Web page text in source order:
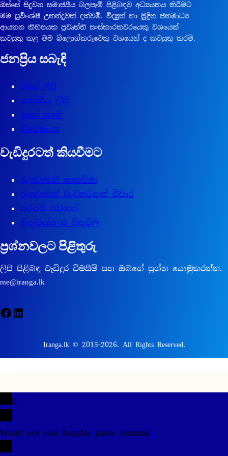
ඔස්සේ සිදුවන සමාජයීය බලපෑම් පිළිබඳව අධ්‍යයනය කිරීමට
මම සුවිශේෂී උනන්දුවක් දක්වමි. විද්‍යුත් හා මුද්‍රිත ජනමාධ්‍ය
ආයතන කිහිපයක ප්‍රවෘත්ති සංස්කාරකවරයෙකු වශයෙන්
කටයුතු කළ මම බ්ලොග්කරුවෙකු වශයෙන් ද කටයුතු කරමි.
ජනප්‍රිය සබැඳි
මගේ ලිපි
ශාස්ත්‍රීය ලිපි
මගේ කෘති
විශේෂාංග
වැඩිදුරටත් කියවීමට
රූපවාහිනී සාකච්ඡා
රූපවාහිනී වැඩසටහන් විචාර
සරසවි සටහන්
හිතුවක්කාර සිතුවිලි
ප්‍රශ්නවලට පිළිතුරු
ලිපි පිළිබඳ වැඩිදුර විමසීම් සහ ඔබගේ ප්‍රශ්න යොමුකරන්න.
me@iranga.lk
Facebook LinkedIn
Iranga.lk © 2015-2026. All Rights Reserved.
0
Would love your thoughts, please comment.x